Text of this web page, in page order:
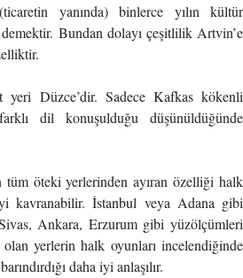
yanında) binlerce yılın kültür
Bundan dolayı çeşitlilik Artvin’e
yeri Düzce’dir. Sadece Kafkas kökenli
dil konuşulduğu düşünüldüğünde
öteki yerlerinden ayıran özelliği halk
kavranabilir. İstanbul veya Adana gibi
Ankara, Erzurum gibi yüzölçümleri
yerlerin halk oyunları incelendiğinde
daha iyi anlaşılır.